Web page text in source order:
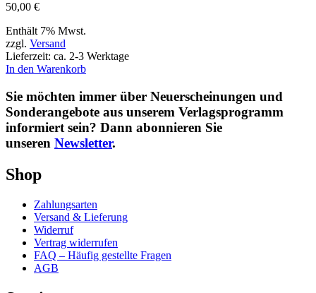
50,00 €
Enthält 7% Mwst.
zzgl. Versand
Lieferzeit: ca. 2-3 Werktage
In den Warenkorb
Sie möchten immer über Neuerscheinungen und
Sonderangebote aus unserem Verlagsprogramm
informiert sein? Dann abonnieren Sie
unseren Newsletter.
Shop
Zahlungsarten
Versand & Lieferung
Widerruf
Vertrag widerrufen
FAQ – Häufig gestellte Fragen
AGB